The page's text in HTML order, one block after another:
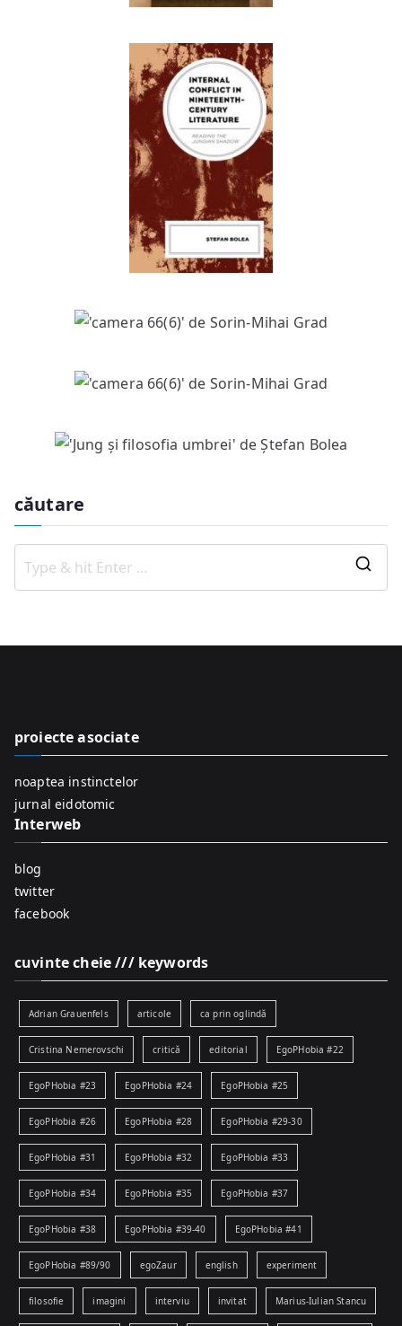
căutare
o
proiecte asociate
noaptea instinctelor
jurnal eidotomic
Interweb
blog
twitter
facebook
cuvinte cheie /// keywords
Adrian Grauenfels articole ca prin oglindă
Cristina Nemerovschi critică editorial EgoPHobia #22
EgoPHobia #23 EgoPHobia #24 EgoPHobia #25
EgoPHobia #26 EgoPHobia #28 EgoPHobia #29-30
EgoPHobia #31 EgoPHobia #32 EgoPHobia #33
EgoPHobia #34 EgoPHobia #35 EgoPHobia #37
EgoPHobia #38 EgoPHobia #39-40 EgoPHobia #41
EgoPHobia #89/90 egoZaur english experiment
filosofie imagini interviu invitat Marius-Iulian Stancu